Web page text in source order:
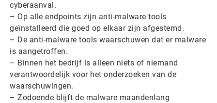
cyberaanval.
– Op alle endpoints zijn anti-malware tools
geïnstalleerd die goed op elkaar zijn afgestemd.
– De anti-malware tools waarschuwen dat er malware
is aangetroffen.
– Binnen het bedrijf is alleen niets of niemand
verantwoordelijk voor het onderzoeken van de
waarschuwingen.
– Zodoende blijft de malware maandenlang